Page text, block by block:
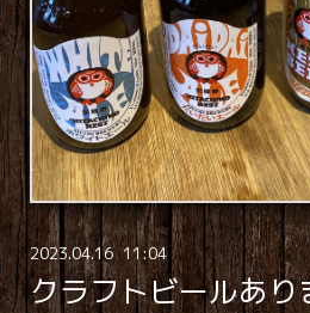
2023.04.16 11:04
クラフトビールあり